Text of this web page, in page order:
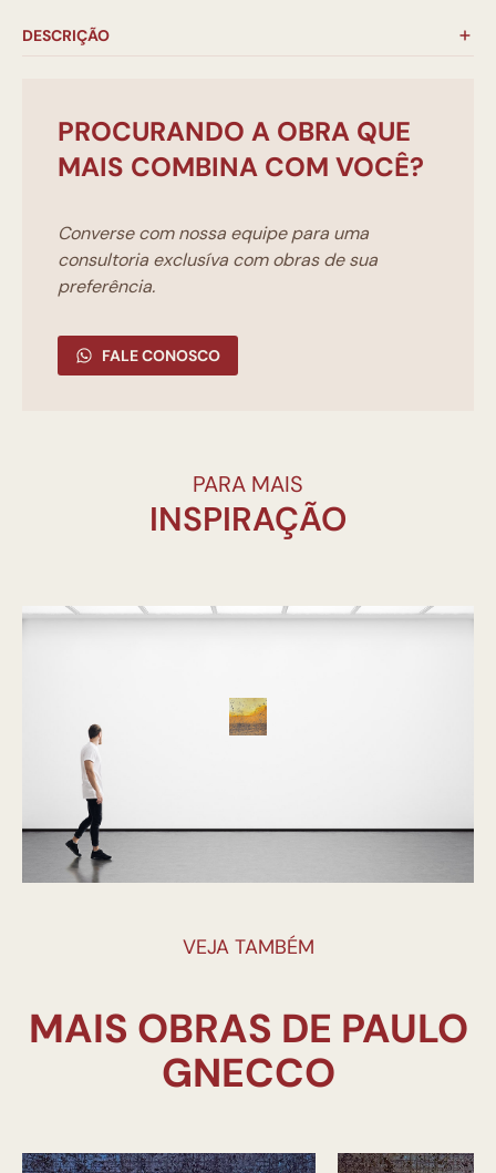
DESCRIÇÃO
PROCURANDO A OBRA QUE
MAIS COMBINA COM VOCÊ?
Converse com nossa equipe para uma
consultoria exclusíva com obras de sua
preferência.
FALE CONOSCO
PARA MAIS
INSPIRAÇÃO
VEJA TAMBÉM
MAIS OBRAS DE PAULO